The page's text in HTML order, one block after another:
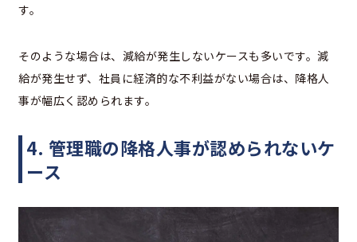
す。
そのような場合は、減給が発生しないケースも多いです。減
給が発生せず、社員に経済的な不利益がない場合は、降格人
事が幅広く認められます。
4. 管理職の降格人事が認められないケ
ース